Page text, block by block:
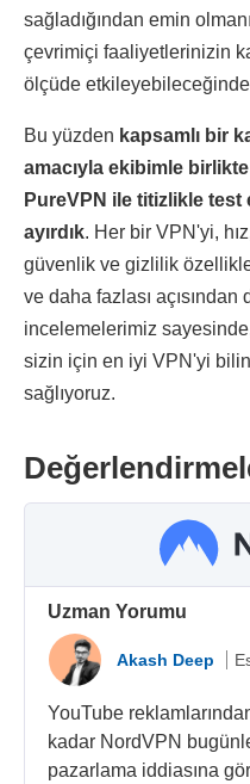
sağladığından emin
çevrimiçi faaliyetlerinizin
ölçüde
Bu yüzden kapsamlı bir
amacıyla ekibimle
PureVPN ile titizlikle test
ayırdık. Her bir VPN'yi,
güvenlik ve gizlilik
ve daha fazlası
incelemelerimiz
sizin için en iyi VPN'yi
sağlıyoruz.
Uzman Yorumu
Akash Deep
YouTube
kadar NordVPN
pazarlama iddiasına